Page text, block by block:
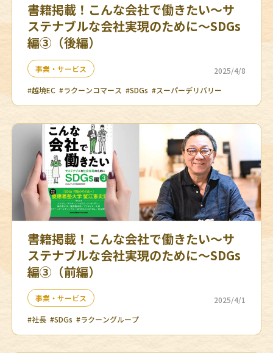
書籍掲載！こんな会社で働きたい〜サ
ステナブルな会社実現のために〜SDGs
編③（後編）
事業・サービス
2025/4/8
#越境EC #ラクーンコマース #SDGs #スーパーデリバリー
書籍掲載！こんな会社で働きたい〜サ
ステナブルな会社実現のために〜SDGs
編③（前編）
事業・サービス
2025/4/1
#社長 #SDGs #ラクーングループ